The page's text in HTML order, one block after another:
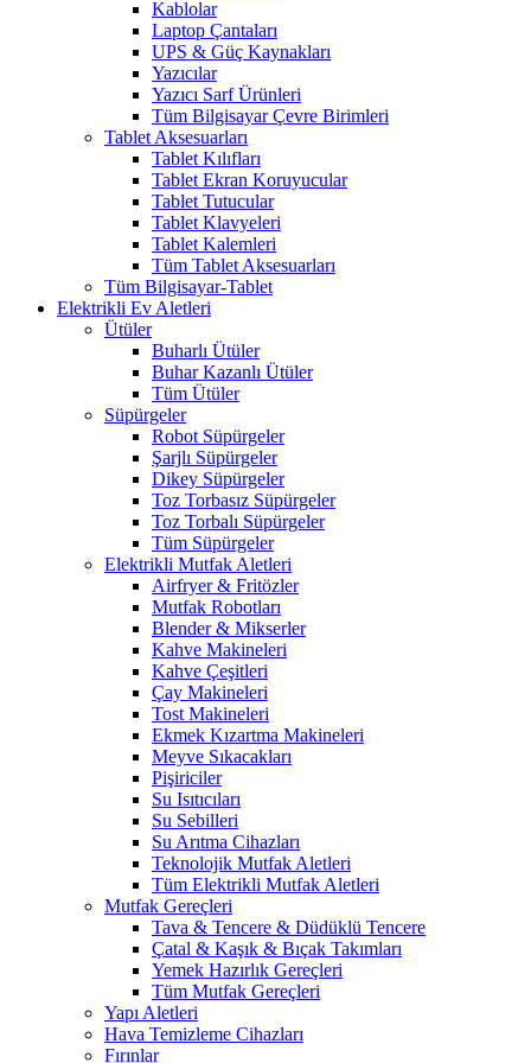
Kablolar
Laptop Çantaları
UPS & Güç Kaynakları
Yazıcılar
Yazıcı Sarf Ürünleri
Tüm Bilgisayar Çevre Birimleri
Tablet Aksesuarları
Tablet Kılıfları
Tablet Ekran Koruyucular
Tablet Tutucular
Tablet Klavyeleri
Tablet Kalemleri
Tüm Tablet Aksesuarları
Tüm Bilgisayar-Tablet
Elektrikli Ev Aletleri
Ütüler
Buharlı Ütüler
Buhar Kazanlı Ütüler
Tüm Ütüler
Süpürgeler
Robot Süpürgeler
Şarjlı Süpürgeler
Dikey Süpürgeler
Toz Torbasız Süpürgeler
Toz Torbalı Süpürgeler
Tüm Süpürgeler
Elektrikli Mutfak Aletleri
Airfryer & Fritözler
Mutfak Robotları
Blender & Mikserler
Kahve Makineleri
Kahve Çeşitleri
Çay Makineleri
Tost Makineleri
Ekmek Kızartma Makineleri
Meyve Sıkacakları
Pişiriciler
Su Isıtıcıları
Su Sebilleri
Su Arıtma Cihazları
Teknolojik Mutfak Aletleri
Tüm Elektrikli Mutfak Aletleri
Mutfak Gereçleri
Tava & Tencere & Düdüklü Tencere
Çatal & Kaşık & Bıçak Takımları
Yemek Hazırlık Gereçleri
Tüm Mutfak Gereçleri
Yapı Aletleri
Hava Temizleme Cihazları
Fırınlar